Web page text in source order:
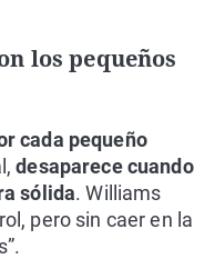
los pequeños
cada pequeño
desaparece cuando
sólida. Williams
pero sin caer en la